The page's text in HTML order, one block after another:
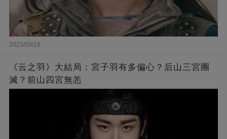
2023/09/18
《云之羽》大結局：宮子羽有多偏心？后山三宮團
滅？前山四宮無恙